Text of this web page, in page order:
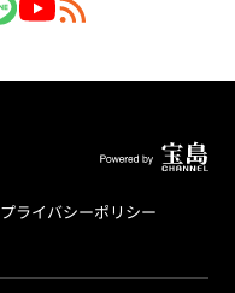
プライバシーポリシー